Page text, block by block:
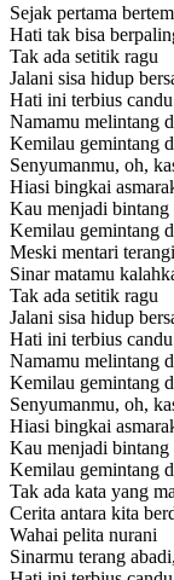
Sejak pertama
Hati tak bisa
Tak ada setitik ragu
Jalani sisa hidup
Hati ini terbius candu
Namamu melintang
Kemilau gemintang
Senyumanmu, oh,
Hiasi bingkai
Kau menjadi bintang
Kemilau gemintang
Meski mentari
Sinar matamu
Tak ada setitik ragu
Jalani sisa hidup
Hati ini terbius candu
Namamu melintang
Kemilau gemintang
Senyumanmu, oh,
Hiasi bingkai
Kau menjadi bintang
Kemilau gemintang
Tak ada kata yang
Cerita antara kita
Wahai pelita nurani
Sinarmu terang